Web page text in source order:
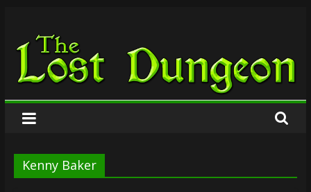
springen
The
Lost
Dungeon
Kenny Baker